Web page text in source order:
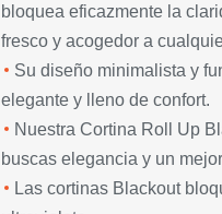
bloquea eficazmente la
fresco y acogedor a
Su diseño minimalista y
elegante y lleno de confort.
Nuestra Cortina Roll Up
buscas elegancia y un
Las cortinas Blackout